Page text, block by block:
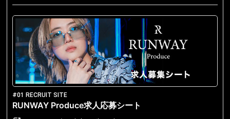
#01 RECRUIT SITE
RUNWAY Produce求人応募シート